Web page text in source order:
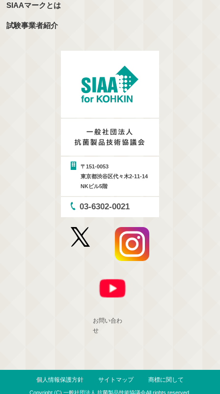
SIAAマークとは
試験事業者紹介
〒151-0053
東京都渋谷区代々木2-11-14
NKビル5階
03-6302-0021
お問い合わ
せ
個人情報保護方針 サイトマップ 商標に関して
Copyright (C) 一般社団法人 抗菌製品技術協議会All rights reserved.